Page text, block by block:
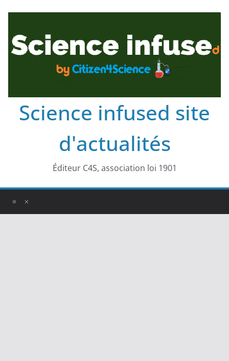
Science infused site
d'actualités
Éditeur C4S, association loi 1901